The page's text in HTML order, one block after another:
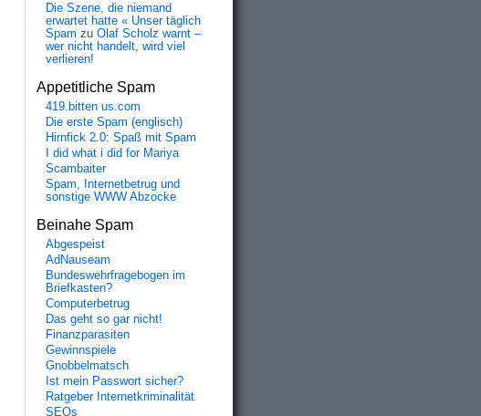
Die Szene, die niemand
erwartet hatte « Unser täglich
Spam zu Olaf Scholz warnt –
wer nicht handelt, wird viel
verlieren!
Appetitliche Spam
419.bitten us.com
Die erste Spam (englisch)
Hirnfick 2.0: Spaß mit Spam
I did what i did for Mariya
Scambaiter
Spam, Internetbetrug und
sonstige WWW Abzocke
Beinahe Spam
Abgespeist
AdNauseam
Bundeswehrfragebogen im
Briefkasten?
Computerbetrug
Das geht so gar nicht!
Finanzparasiten
Gewinnspiele
Gnobbelmatsch
Ist mein Passwort sicher?
Ratgeber Internetkriminalität
SEOs